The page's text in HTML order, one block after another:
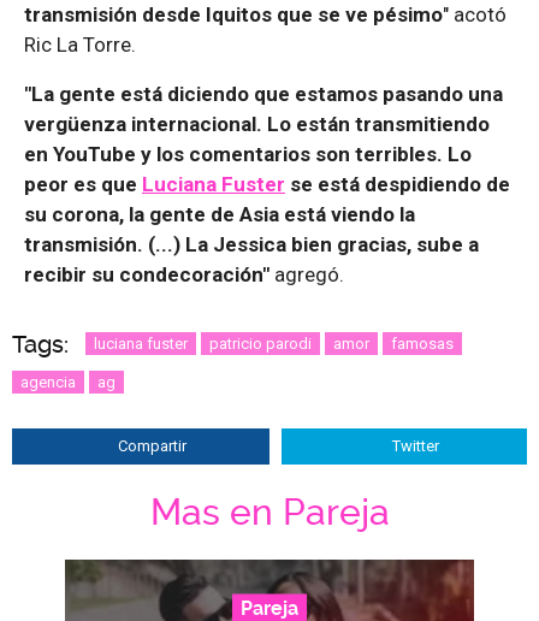
transmisión desde Iquitos que se ve pésimo" acotó
Ric La Torre.
"La gente está diciendo que estamos pasando una
vergüenza internacional. Lo están transmitiendo
en YouTube y los comentarios son terribles. Lo
peor es que Luciana Fuster se está despidiendo de
su corona, la gente de Asia está viendo la
transmisión. (...) La Jessica bien gracias, sube a
recibir su condecoración" agregó.
Tags: luciana fuster patricio parodi amor famosas
agencia ag
Compartir Twitter
Mas en Pareja
Pareja